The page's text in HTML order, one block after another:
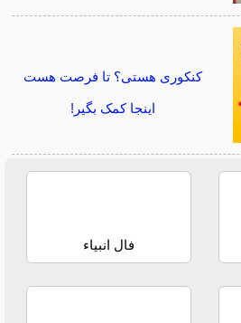
کنکوری هستی؟ تا فرصت هست
اینجا کمک بگیر!
فال انبیاء